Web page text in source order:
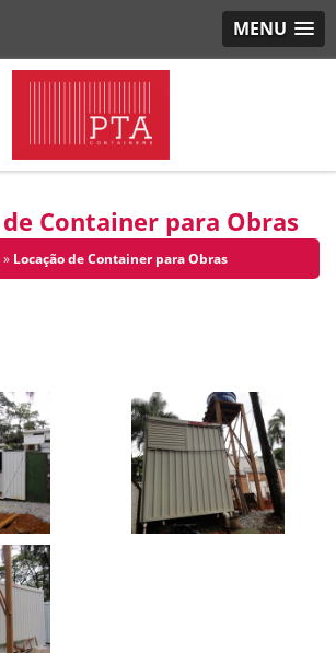
MENU
de Container para Obras
» Locação de Container para Obras